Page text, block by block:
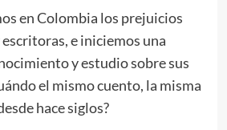
en Colombia los prejuicios
e iniciemos una
y estudio sobre sus
el mismo cuento, la misma
hace siglos?